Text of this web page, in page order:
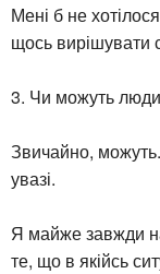
Мені б не
щось вирішувати
3. Чи можуть
Звичайно,
увазі.
Я майже завжди
те, що в якійсь